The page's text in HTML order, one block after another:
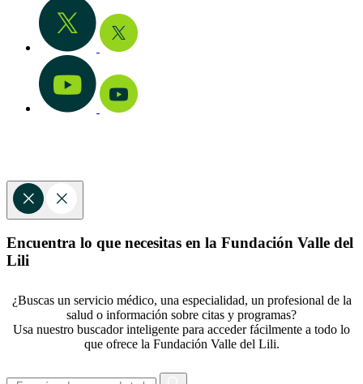
Encuentra lo que necesitas en la Fundación Valle del
Lili
¿Buscas un servicio médico, una especialidad, un profesional de la
salud o información sobre citas y programas?
Usa nuestro buscador inteligente para acceder fácilmente a todo lo
que ofrece la Fundación Valle del Lili.